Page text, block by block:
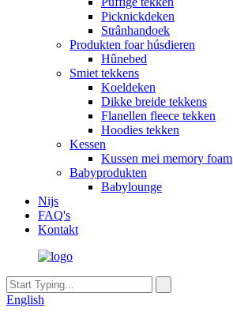
Picknickdeken
Strânhandoek
Produkten foar húsdieren
Hûnebed
Smiet tekkens
Koeldeken
Dikke breide tekkens
Flanellen fleece tekken
Hoodies tekken
Kessen
Kussen mei memory foam
Babyprodukten
Babylounge
Nijs
FAQ's
Kontakt
English